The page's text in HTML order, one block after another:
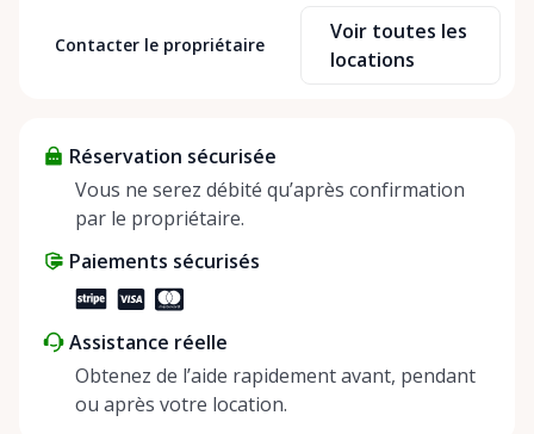
At Cody Party Rentals, we believe in the power of
sharing—giving others the chance to rent out their
helping people enjoy more for less while making a
positive impact on the environment. By choosing to
share instead of buy, we’re all doing our part to
Contacter le propriétaire
Voir toutes les
locations
Réservation sécurisée
Vous ne serez débité qu’après confirmation
par le propriétaire.
Paiements sécurisés
Assistance réelle
Obtenez de l’aide rapidement avant, pendant
ou après votre location.